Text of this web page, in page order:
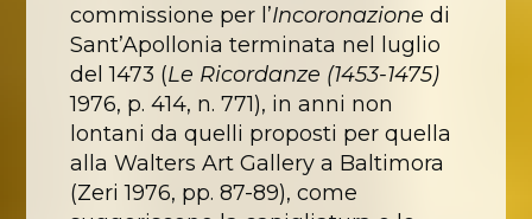
commissione per l’Incoronazione di
Sant’Apollonia terminata nel luglio
del 1473 (Le Ricordanze (1453-1475)
1976, p. 414, n. 771), in anni non
lontani da quelli proposti per quella
alla Walters Art Gallery a Baltimora
(Zeri 1976, pp. 87-89), come